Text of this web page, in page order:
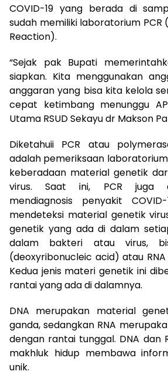
COVID-19 yang berada di
sudah memiliki laboratorium PCR
Reaction).
“Sejak pak Bupati
siapkan. Kita menggunakan
anggaran yang bisa kita kelola
cepat ketimbang menunggu
Utama RSUD Sekayu dr Makson
Diketahuii PCR atau
adalah pemeriksaan
keberadaan material genetik
virus. Saat ini, PCR juga
mendiagnosis penyakit
mendeteksi material genetik
genetik yang ada di dalam
dalam bakteri atau virus,
(deoxyribonucleic acid) atau
Kedua jenis materi genetik ini
rantai yang ada di dalamnya.
DNA merupakan material
ganda, sedangkan RNA
dengan rantai tunggal. DNA dan
makhluk hidup membawa
unik.